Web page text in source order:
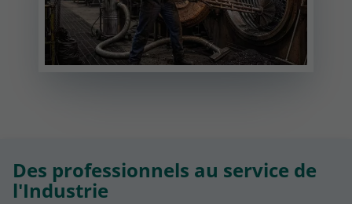
Des professionnels au service de
l'Industrie